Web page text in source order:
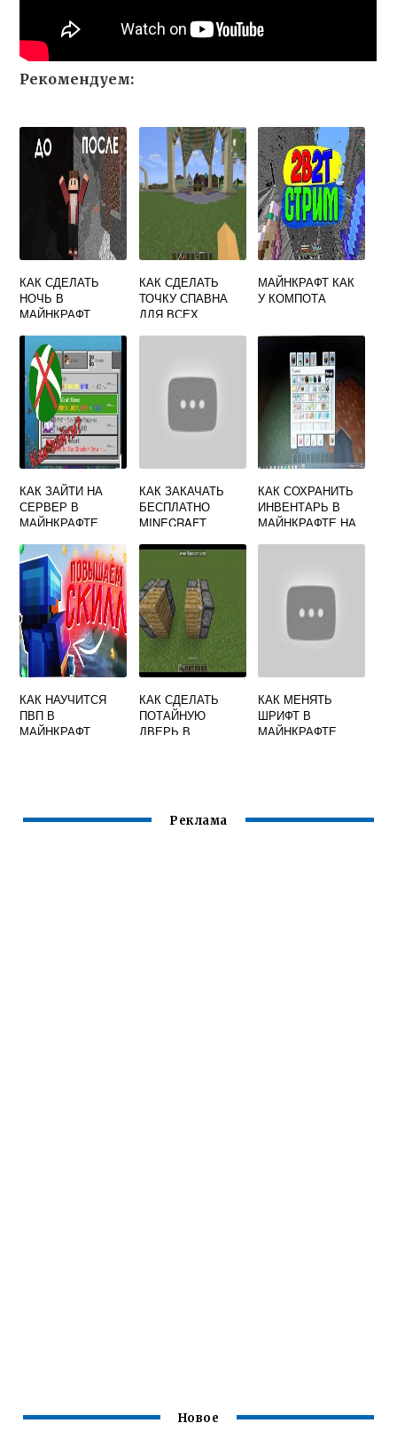
Рекомендуем:
КАК СДЕЛАТЬ
НОЧЬ В
МАЙНКРАФТ
КАК СДЕЛАТЬ
ТОЧКУ СПАВНА
ДЛЯ ВСЕХ
МАЙНКРАФТ КАК
У КОМПОТА
КАК ЗАЙТИ НА
СЕРВЕР В
МАЙНКРАФТЕ
КАК ЗАКАЧАТЬ
БЕСПЛАТНО
MINECRAFT
КАК СОХРАНИТЬ
ИНВЕНТАРЬ В
МАЙНКРАФТЕ НА
КАК НАУЧИТСЯ
ПВП В
МАЙНКРАФТ
КАК СДЕЛАТЬ
ПОТАЙНУЮ
ДВЕРЬ В
КАК МЕНЯТЬ
ШРИФТ В
МАЙНКРАФТЕ
Реклама
Новое